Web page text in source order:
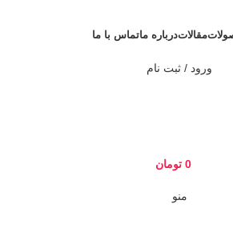
مقالاتدرباره ماتماس با ما
ورود / ثبت نام
0 تومان
منو